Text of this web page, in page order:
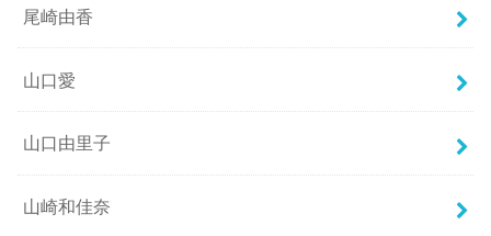
尾崎由香
山口愛
山口由里子
山崎和佳奈